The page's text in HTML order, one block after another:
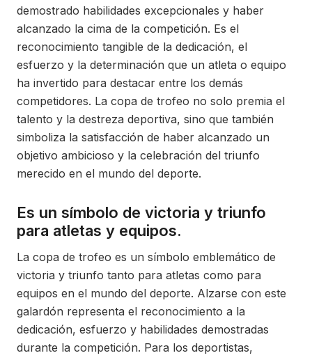
demostrado habilidades excepcionales y haber
alcanzado la cima de la competición. Es el
reconocimiento tangible de la dedicación, el
esfuerzo y la determinación que un atleta o equipo
ha invertido para destacar entre los demás
competidores. La copa de trofeo no solo premia el
talento y la destreza deportiva, sino que también
simboliza la satisfacción de haber alcanzado un
objetivo ambicioso y la celebración del triunfo
merecido en el mundo del deporte.
Es un símbolo de victoria y triunfo
para atletas y equipos.
La copa de trofeo es un símbolo emblemático de
victoria y triunfo tanto para atletas como para
equipos en el mundo del deporte. Alzarse con este
galardón representa el reconocimiento a la
dedicación, esfuerzo y habilidades demostradas
durante la competición. Para los deportistas,